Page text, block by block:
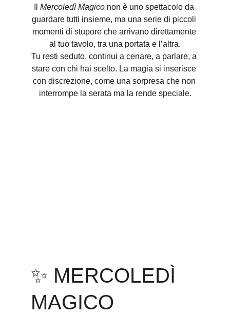
Mercoledì Magico non è uno spettacolo da
guardare tutti insieme, ma una serie di piccoli
momenti di stupore che arrivano direttamente
al tuo tavolo, tra una portata e l’altra.
Tu resti seduto, continui a cenare, a parlare, a
stare con chi hai scelto. La magia si inserisce
con discrezione, come una sorpresa che non
interrompe la serata ma la rende speciale.
✨ MERCOLEDÌ
MAGICO